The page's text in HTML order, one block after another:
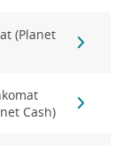
(Planet
Cash)